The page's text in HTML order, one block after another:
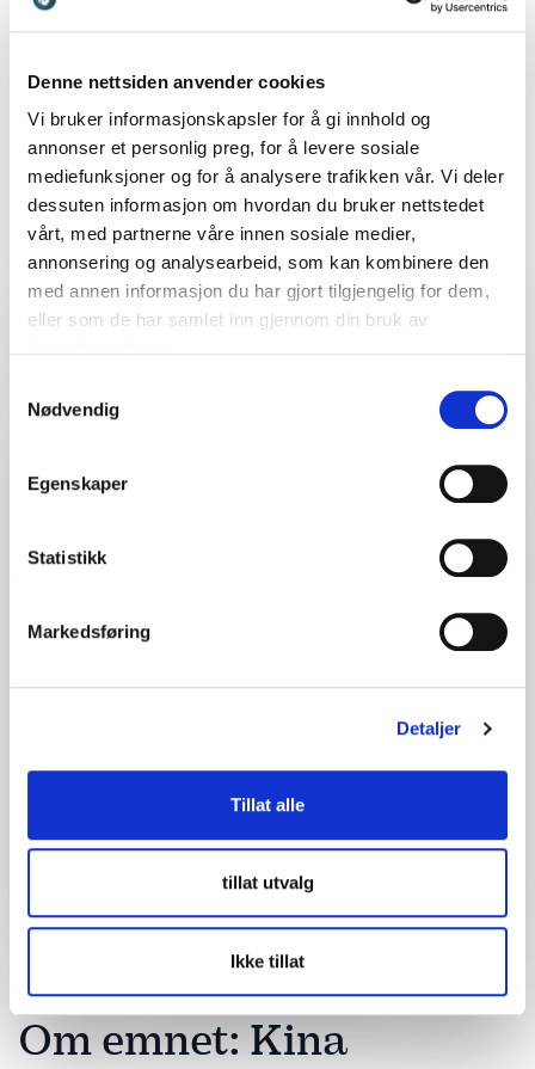
Denne nettsiden anvender cookies
Vi bruker informasjonskapsler for å gi innhold og
annonser et personlig preg, for å levere sosiale
mediefunksjoner og for å analysere trafikken vår. Vi deler
dessuten informasjon om hvordan du bruker nettstedet
vårt, med partnerne våre innen sosiale medier,
annonsering og analysearbeid, som kan kombinere den
med annen informasjon du har gjort tilgjengelig for dem,
eller som de har samlet inn gjennom din bruk av
Nødvendig
Egenskaper
Statistikk
Markedsføring
Detaljer
Tillat alle
tillat utvalg
Ikke tillat
Finn den perfekte match til ditt
event
Om emnet: Kina